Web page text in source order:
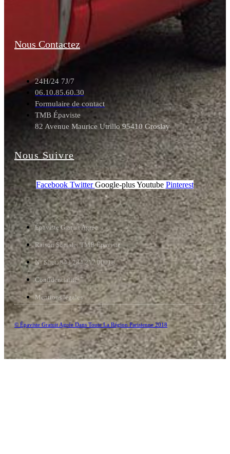
Nous Contactez
24H/24 7J/7
06.10.85.60.30
Formulaire de contact
TMB Épaviste
82 Avenue Maurice Utrillo 95410 Groslay
Nous Suivre
Facebook Twitter Google-plus Youtube Pinterest
Épaviste Gratuit Agrée
Raison Sociale: TMB Épaviste
N° Siret: 843 284 217 00018
Confidentialité
Mentions légales
© Épaviste Gratuit Agrée Dans Toute La Région Parisienne 2018